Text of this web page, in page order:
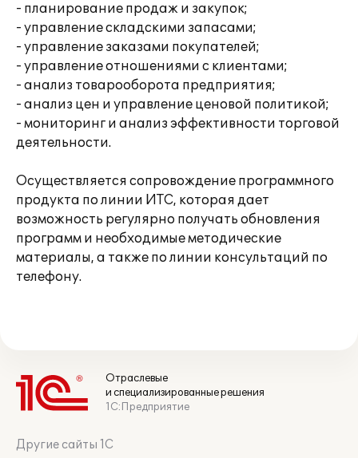
- планирование продаж и закупок;
- управление складскими запасами;
- управление заказами покупателей;
- управление отношениями с клиентами;
- анализ товарооборота предприятия;
- анализ цен и управление ценовой политикой;
- мониторинг и анализ эффективности торговой
деятельности.
Осуществляется сопровождение программного
продукта по линии ИТС, которая дает
возможность регулярно получать обновления
программ и необходимые методические
материалы, а также по линии консультаций по
телефону.
Отраслевые
и специализированные решения
1С:Предприятие
Другие сайты 1С